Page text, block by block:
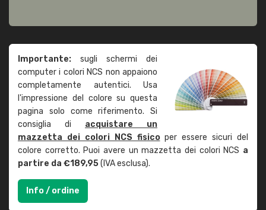
Importante: sugli schermi dei
computer i colori NCS non appaiono
completamente autentici. Usa
l'impressione del colore su questa
pagina solo come riferimento. Si
consiglia di acquistare un
mazzetta dei colori NCS fisicoper essere sicuri del
colore corretto. Puoi avere un mazzetta dei colori NCS a
partire da €189,95(IVA esclusa).
Info / ordine